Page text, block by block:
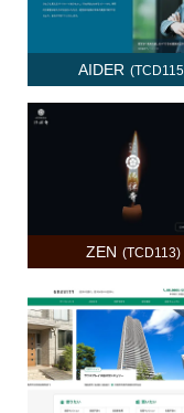
AIDER
ZEN (TCD113)